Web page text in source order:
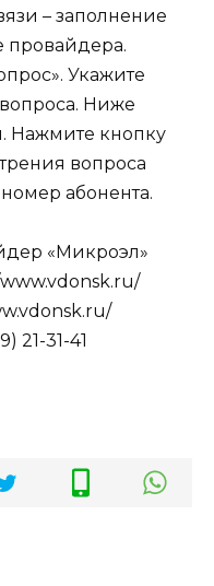
– заполнение
провайдера.
Укажите
Ниже
Нажмите кнопку
вопроса
абонента.
«Микроэл»
21-31-41